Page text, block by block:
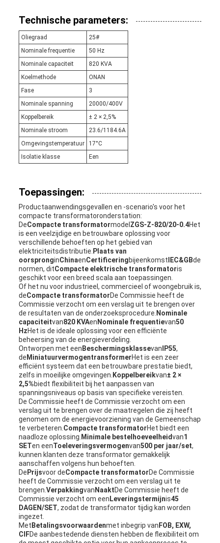
Technische parameters:
Oliegraad
25#
Nominale frequentie
50 Hz
Nominale capaciteit
820 KVA
Koelmethode
ONAN
Fase
3
Nominale spanning
20000/400V
Koppelbereik
± 2 × 2,5%
Nominale stroom
23.6/1184.6A
Omgevingstemperatuur
17°C
Isolatie klasse
Een
Toepassingen:
Productaanwendingsgevallen en -scenario's voor het
compacte transformatoronderstation:
DeCompacte transformatormodel ZGS-Z-820/20-0.4Het
is een veelzijdige en betrouwbare oplossing voor
verschillende behoeften op het gebied van
elektriciteitsdistributie. Plaats van
oorspronginChinaenCertificeringbijeenkomst IEC&GBde
normen, ditCompacte elektrische transformatoris
geschikt voor een breed scala aan toepassingen.
Of het nu voor industrieel, commercieel of woongebruik is,
deCompacte transformatorDe Commissie heeft de
Commissie verzocht om een verslag uit te brengen over
de resultaten van de onderzoeksprocedure. Nominale
capaciteitvan820 KVAen Nominale frequentievan50
HzHet is de ideale oplossing voor een efficiënte
beheersing van de energieverdeling.
Ontworpen met een Beschermingsklassevan IP55,
de MiniatuurvermogentransformerHet is een zeer
efficiënt systeem dat een betrouwbare prestatie biedt,
zelfs in moeilijke omgevingen. Koppelbereikvan± 2 ×
2,5%biedt flexibiliteit bij het aanpassen van
spanningsniveaus op basis van specifieke vereisten.
De Commissie heeft de Commissie verzocht om een
verslag uit te brengen over de maatregelen die zij heeft
genomen om de energievoorziening van de Gemeenschap
te verbeteren.Compacte transformatorHet biedt een
naadloze oplossing. Minimale bestelhoeveelheidvan1
SETen eenToeleveringsvermogenvan500 per jaar/set,
kunnen klanten deze transformator gemakkelijk
aanschaffen volgens hun behoeften.
De Prijsvoor deCompacte transformatorDe Commissie
heeft de Commissie verzocht om een verslag uit te
brengen.Verpakkingvan NaaktDe Commissie heeft de
Commissie verzocht om een Leveringstermijnis45
DAGEN/SET, zodat de transformator tijdig kan worden
ingezet.
Met Betalingsvoorwaardenmet inbegrip van FOB, EXW,
CIFDe aanbestedende diensten hebben de flexibiliteit om